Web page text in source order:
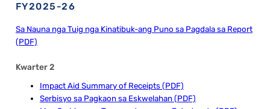
FY2025-26
Sa Nauna nga Tuig nga Kinatibuk-ang Puno sa Pagdala sa Report
(PDF)
Kwarter 2
Impact Aid Summary of Receipts (PDF)
Serbisyo sa Pagkaon sa Eskwelahan (PDF)